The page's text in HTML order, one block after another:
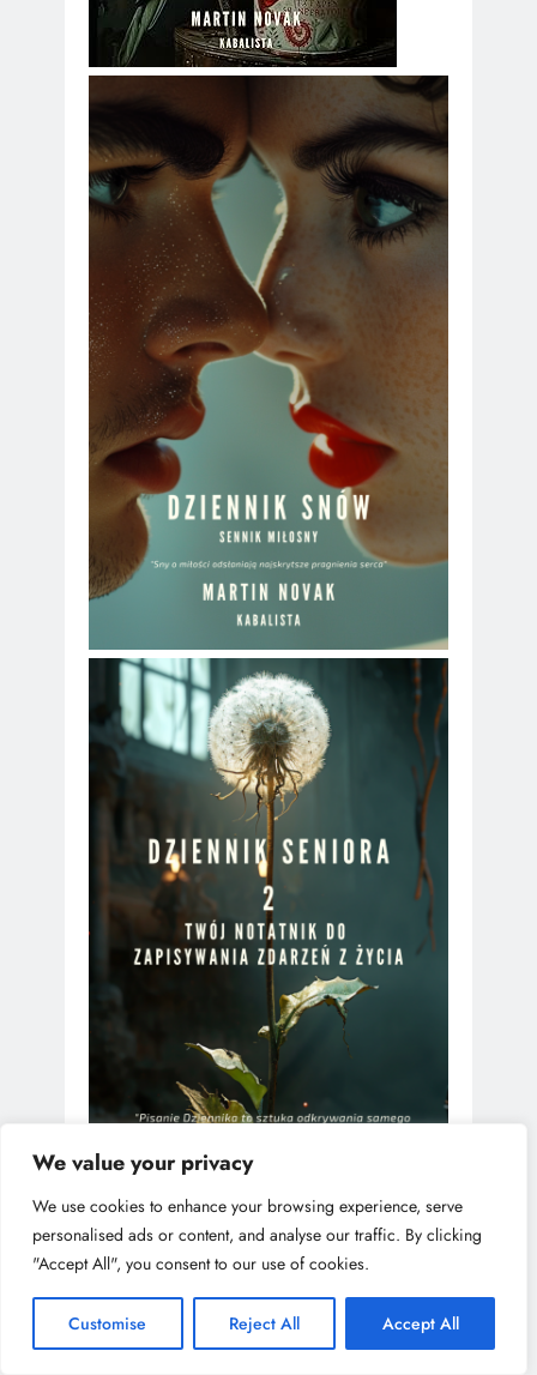
We value your privacy
We use cookies to enhance your browsing experience, serve
personalised ads or content, and analyse our traffic. By clicking
"Accept All", you consent to our use of cookies.
Customise Reject All Accept All